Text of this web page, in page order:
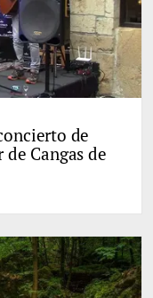
de
Cangas de